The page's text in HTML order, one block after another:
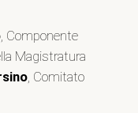
, Componente
Magistratura
, Comitato